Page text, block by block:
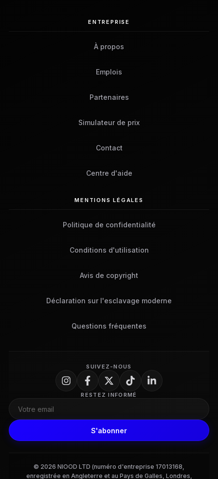
ENTREPRISE
À propos
Emplois
Partenaires
Simulateur de prix
Contact
Centre d'aide
MENTIONS LÉGALES
Politique de confidentialité
Conditions d'utilisation
Avis de copyright
Déclaration sur l'esclavage moderne
Questions fréquentes
SUIVEZ-NOUS
RESTEZ INFORMÉ
S'abonner
© 2026 NIOOD LTD (numéro d'entreprise 17013168,
enregistrée en Angleterre et au Pays de Galles, Londres,